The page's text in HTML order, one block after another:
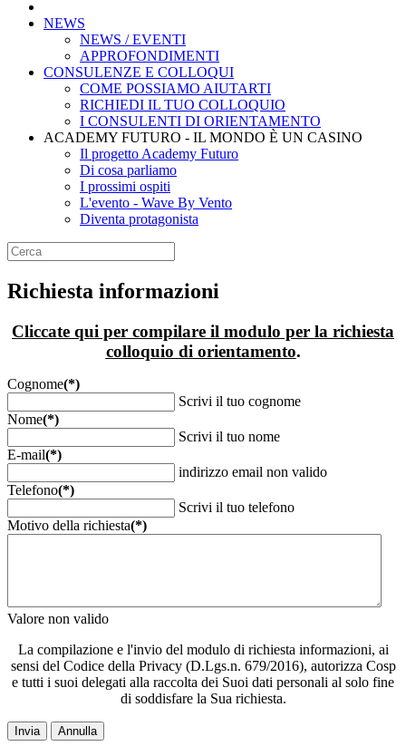
NEWS
NEWS / EVENTI
APPROFONDIMENTI
CONSULENZE E COLLOQUI
COME POSSIAMO AIUTARTI
RICHIEDI IL TUO COLLOQUIO
I CONSULENTI DI ORIENTAMENTO
ACADEMY FUTURO - IL MONDO È UN CASINO
Il progetto Academy Futuro
Di cosa parliamo
I prossimi ospiti
L'evento - Wave By Vento
Diventa protagonista
Richiesta informazioni
Cliccate qui per compilare il modulo per la richiesta
colloquio di orientamento.
Cognome(*)
Scrivi il tuo cognome
Nome(*)
Scrivi il tuo nome
E-mail(*)
indirizzo email non valido
Telefono(*)
Scrivi il tuo telefono
Motivo della richiesta(*)
Valore non valido
La compilazione e l'invio del modulo di richiesta informazioni, ai
sensi del Codice della Privacy (D.Lgs.n. 679/2016), autorizza Cosp
e tutti i suoi delegati alla raccolta dei Suoi dati personali al solo fine
di soddisfare la Sua richiesta.
Invia Annulla